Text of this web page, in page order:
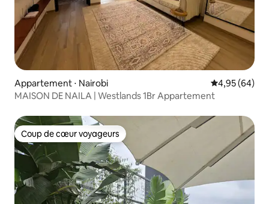
Appartement ⋅ Nairobi Évaluation
4,95 (64)
MAISON DE NAILA | Westlands 1Br Appartement
Coup de cœur voyageurs
Coup de cœur voyageurs